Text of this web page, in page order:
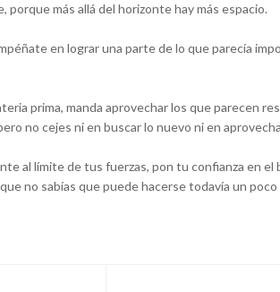
porque más allá del horizonte hay más espacio.
en lograr una parte de lo que parecía
prima, manda aprovechar los que parecen
no cejes ni en buscar lo nuevo ni en
al límite de tus fuerzas, pon tu confianza en el
no sabías que puede hacerse todavía un poco